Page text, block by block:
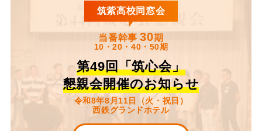
筑紫高校同窓会
当番幹事30期
10・20・40・50期
第49回「筑心会」
懇親会開催のお知らせ
令和8年8月11日（火・祝日）
西鉄グランドホテル